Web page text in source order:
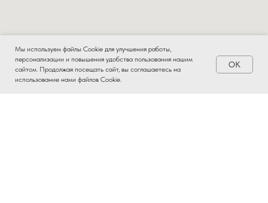
Мы используем файлы Cookie для улучшения работы,
персонализации и повышения удобства пользования нашим
сайтом. Продолжая посещать сайт, вы соглашаетесь на
использование нами файлов Cookie.
OK